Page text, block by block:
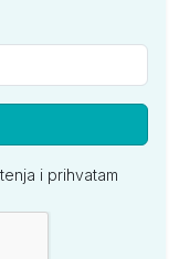
i prihvatam